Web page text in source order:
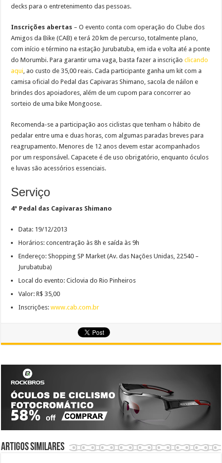
decks para o entretenimento das pessoas.
Inscrições abertas – O evento conta com operação do Clube dos
Amigos da Bike (CAB) e terá 20 km de percurso, totalmente plano,
com início e término na estação Jurubatuba, em ida e volta até a ponte
do Morumbi. Para garantir uma vaga, basta fazer a inscriçãoclicando
aqui, ao custo de 35,00 reais. Cada participante ganha um kit com a
camisa oficial do Pedal das Capivaras Shimano, sacola de náilon e
brindes dos apoiadores, além de um cupom para concorrer ao
sorteio de uma bike Mongoose.
Recomenda-se a participação aos ciclistas que tenham o hábito de
pedalar entre uma e duas horas, com algumas paradas breves para
reagrupamento. Menores de 12 anos devem estar acompanhados
por um responsável. Capacete é de uso obrigatório, enquanto óculos
e luvas são acessórios essenciais.
Serviço
4º Pedal das Capivaras Shimano
Data: 19/12/2013
Horários: concentração às 8h e saída às 9h
Endereço: Shopping SP Market (Av. das Nações Unidas, 22540 –
Jurubatuba)
Local do evento: Ciclovia do Rio Pinheiros
Valor: R$ 35,00
Inscrições:www.cab.com.br
Artigos similares